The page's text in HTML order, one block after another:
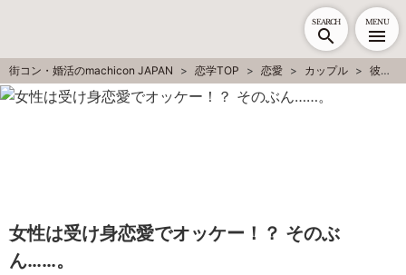
SEARCH MENU
街コン・婚活のmachicon JAPAN 恋学TOP 恋愛 カップル 彼氏
女性は受け身恋愛でオッケー！？ そのぶ
ん……。